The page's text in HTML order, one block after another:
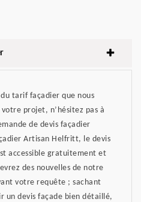
tarif façadier que nous
projet, n’hésitez pas à
de devis façadier
Artisan Helfritt, le devis
accessible gratuitement et
des nouvelles de notre
votre requête ; sachant
un devis façade bien détaillé,